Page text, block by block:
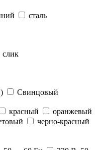
сталь
слик
Свинцовый
красный
оранжевый
черно-красный